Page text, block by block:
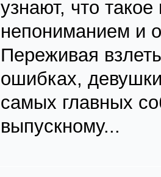
узнают, что
непониманием и
Переживая
ошибках,
самых главных
выпускному...